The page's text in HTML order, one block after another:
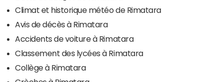
Climat et historique météo de Rimatara
Avis de décès à Rimatara
Accidents de voiture à Rimatara
Classement des lycées à Rimatara
Collège à Rimatara